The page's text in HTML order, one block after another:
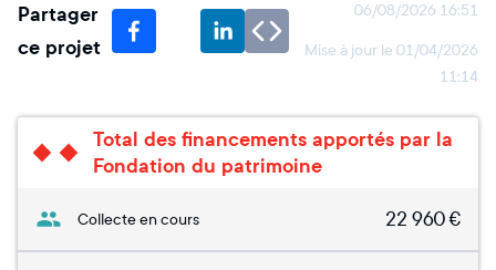
Partager
ce projet
06/08/2026 16:51
Mise à jour le 01/04/2026
11:14
Total des financements apportés par la
Fondation du patrimoine
Collecte en cours 22 960€